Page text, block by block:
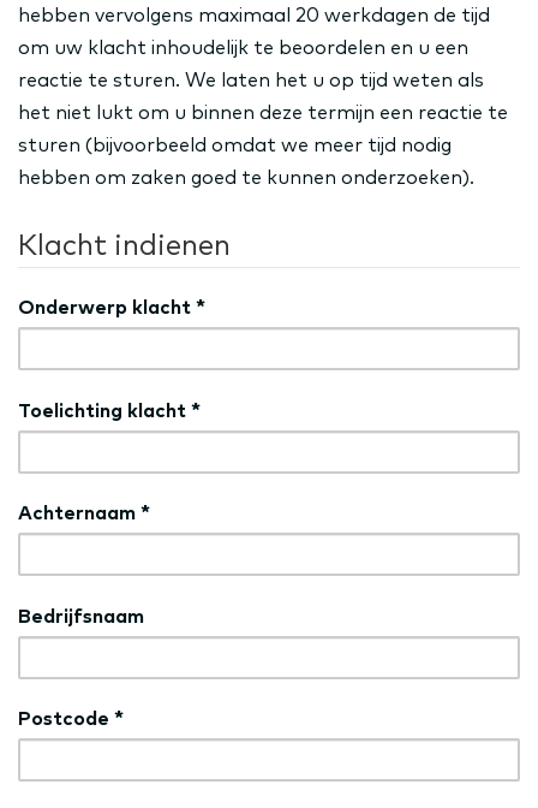
hebben vervolgens maximaal 20 werkdagen de tijd
om uw klacht inhoudelijk te beoordelen en u een
reactie te sturen. We laten het u op tijd weten als
het niet lukt om u binnen deze termijn een reactie te
sturen (bijvoorbeeld omdat we meer tijd nodig
hebben om zaken goed te kunnen onderzoeken).
Klacht indienen
Onderwerp klacht *
Toelichting klacht *
Achternaam *
Bedrijfsnaam
Postcode *